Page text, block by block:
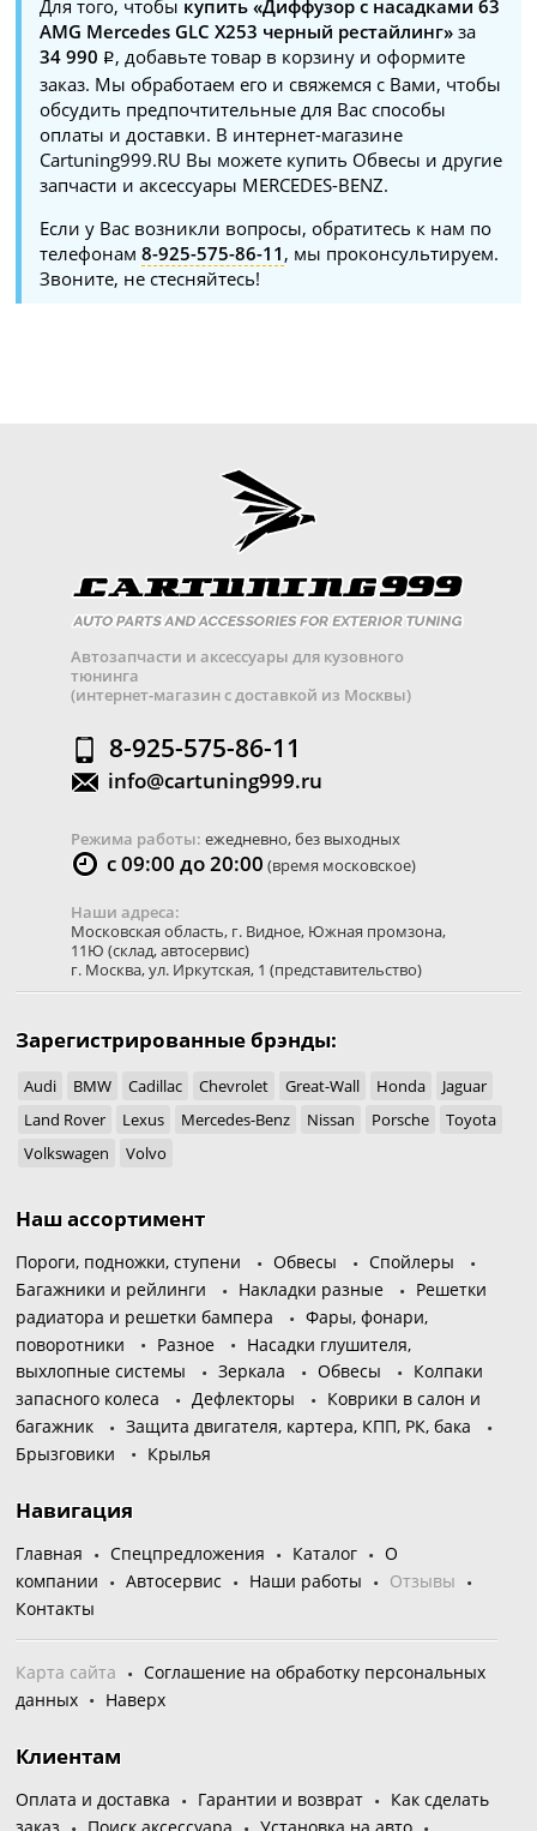
Для того, чтобы купить «Диффузор с насадками 63
AMG Mercedes GLC X253 черный рестайлинг» за
34 990
, добавьте товар в корзину и оформите
заказ. Мы обработаем его и свяжемся с Вами, чтобы
обсудить предпочтительные для Вас способы
оплаты и доставки. В интернет-магазине
Cartuning999.RU Вы можете купить Обвесы и другие
запчасти и аксессуары MERCEDES-BENZ.
Если у Вас возникли вопросы, обратитесь к нам по
телефонам8-925-575-86-11 , мы проконсультируем.
Звоните, не стесняйтесь!
Автозапчасти и аксессуары для кузовного
тюнинга
(интернет-магазин с доставкой из Москвы)
8-925-575-86-11
info@cartuning999.ru
Режима работы: ежедневно, без выходных
с 09:00 до 20:00 (время московское)
Наши адреса:
Московская область, г. Видное, Южная промзона,
11Ю (склад, автосервис)
г. Москва,ул. Иркутская, 1 (представительство)
Зарегистрированные брэнды:
Audi BMW Cadillac Chevrolet Great-Wall Honda
Jaguar
Land Rover
Lexus Mercedes-Benz Nissan Porsche
Toyota
Volkswagen
Volvo
Наш ассортимент
Пороги, подножки, ступени Обвесы
Спойлеры
Багажники и рейлинги
Накладки разные
Решетки
радиатора и решетки бампера
Фары, фонари,
поворотники
Разное
Насадки глушителя,
выхлопные системы
Зеркала Обвесы
Колпаки
запасного колеса
Дефлекторы
Коврики в салон и
багажник
Защита двигателя, картера, КПП, РК, бака
Брызговики
Крылья
Навигация
Главная Спецпредложения Каталог
О
компании
Автосервис Наши работы
Отзывы
Контакты
Карта сайта
Соглашение на обработку персональных
данных
Наверх
Клиентам
Оплата и доставка Гарантии и возврат
Как сделать